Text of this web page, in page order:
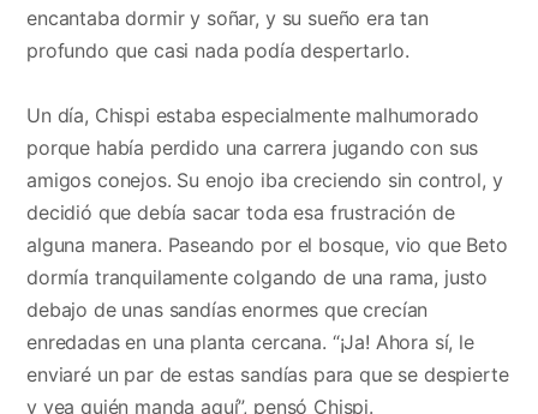
encantaba dormir y soñar, y su sueño era tan
profundo que casi nada podía despertarlo.
Un día, Chispi estaba especialmente malhumorado
porque había perdido una carrera jugando con sus
amigos conejos. Su enojo iba creciendo sin control, y
decidió que debía sacar toda esa frustración de
alguna manera. Paseando por el bosque, vio que Beto
dormía tranquilamente colgando de una rama, justo
debajo de unas sandías enormes que crecían
enredadas en una planta cercana. “¡Ja! Ahora sí, le
enviaré un par de estas sandías para que se despierte
y vea quién manda aquí”, pensó Chispi.